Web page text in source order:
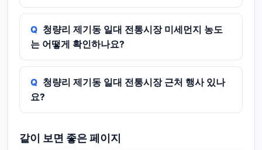
청량리 제기동 일대 전통시장 미세먼지 농도
는 어떻게 확인하나요?
청량리 제기동 일대 전통시장 근처 행사 있나
요?
같이 보면 좋은 페이지